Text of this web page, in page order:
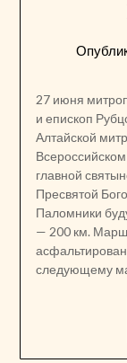
27 июня
и епископ
Алтайской
главной
Пресвятой
Паломники
— 200 км.
следующему